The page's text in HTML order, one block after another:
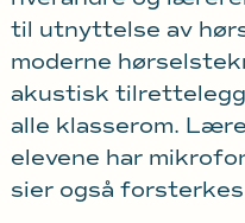
til utnyttelse av
moderne
akustisk
alle klasserom.
elevene har
sier også